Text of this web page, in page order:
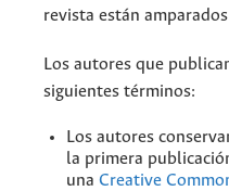
revista están
Los autores que
siguientes términos:
Los autores
la primera
una Creative